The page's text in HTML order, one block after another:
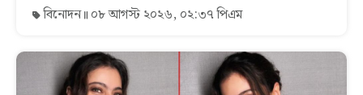
বিনোদন ০৮ আগস্ট ২০২৬, ০২:৩৭ পিএম